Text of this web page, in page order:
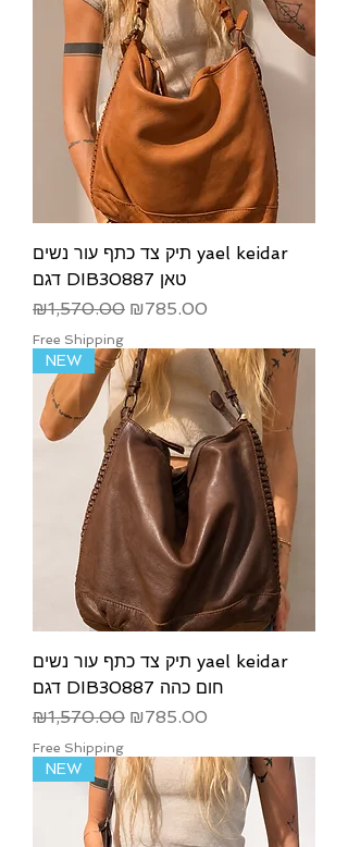
תיק צד כתף עור נשים yael keidar
דגם DIB30887 טאן
Regular Price
₪1,570.00 Sale Price
₪785.00
Free Shipping
NEW
תיק צד כתף עור נשים yael keidar
דגם DIB30887 חום כהה
Regular Price
₪1,570.00 Sale Price
₪785.00
Free Shipping
NEW